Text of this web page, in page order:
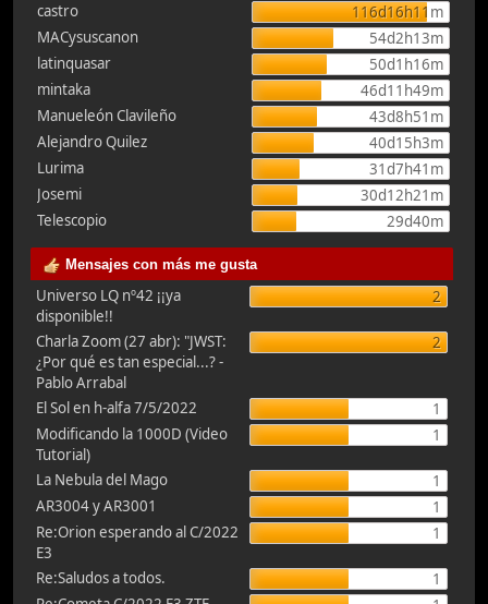
castro
116d16h11m
MACysuscanon
54d2h13m
latinquasar
50d1h16m
mintaka
46d11h49m
Manueleón Clavileño
43d8h51m
Alejandro Quilez
40d15h3m
Lurima
31d7h41m
Josemi
30d12h21m
Telescopio
29d40m
Mensajes con más me gusta
Universo LQ nº42 ¡¡ya
disponible!!
2
Charla Zoom (27 abr): "JWST:
¿Por qué es tan especial...? -
Pablo Arrabal
2
El Sol en h-alfa 7/5/2022
1
Modificando la 1000D (Video
Tutorial)
1
La Nebula del Mago
1
AR3004 y AR3001
1
Re:Orion esperando al C/2022
E3
1
Re:Saludos a todos.
1